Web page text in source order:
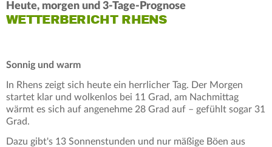
Heute, morgen und 3-Tage-Prognose
WETTERBERICHT RHENS
Sonnig und warm
In Rhens zeigt sich heute ein herrlicher Tag. Der Morgen
startet klar und wolkenlos bei 11 Grad, am Nachmittag
wärmt es sich auf angenehme 28 Grad auf – gefühlt sogar 31
Grad.
Dazu gibt's 13 Sonnenstunden und nur mäßige Böen aus